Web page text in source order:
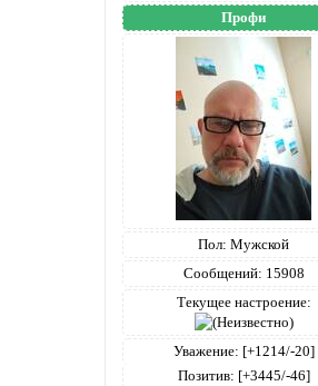
Профи
Пол: Мужской
Сообщений: 15908
Текущее настроение:
Уважение: [+1214/-20]
Позитив: [+3445/-46]